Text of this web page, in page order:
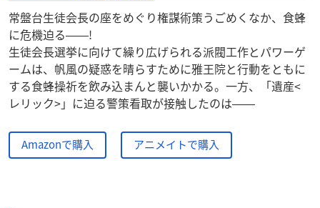
常盤台生徒会長の座をめぐり権謀術策うごめくなか、食蜂
に危機迫る――!
生徒会長選挙に向けて繰り広げられる派閥工作とパワーゲ
ームは、帆風の疑惑を晴らすために雅王院と行動をともに
する食蜂操祈を飲み込まんと襲いかかる。一方、「遺産<
レリック>」に迫る警策看取が接触したのは――
Amazonで購入 アニメイトで購入